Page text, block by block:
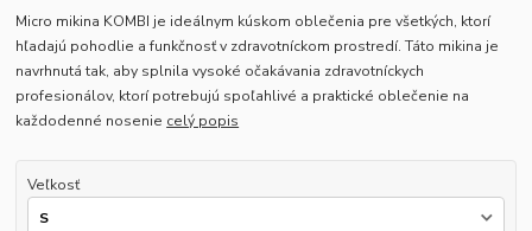
Micro mikina KOMBI je ideálnym kúskom oblečenia pre všetkých, ktorí
hľadajú pohodlie a funkčnosť v zdravotníckom prostredí. Táto mikina je
navrhnutá tak, aby splnila vysoké očakávania zdravotníckych
profesionálov, ktorí potrebujú spoľahlivé a praktické oblečenie na
každodenné nosenie celý popis
Veľkosť